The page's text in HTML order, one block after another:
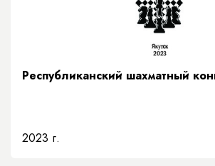
Республиканский шахматный
2023 г.